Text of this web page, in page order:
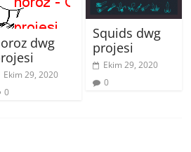
dwg
Ekim 29, 2020
0
Squids dwg
projesi
Ekim 29, 2020
0